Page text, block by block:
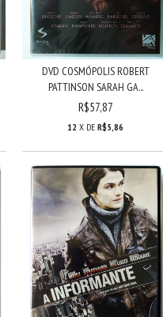
DVD COSMÓPOLIS ROBERT
PATTINSON SARAH GA...
R$57,87
12 X DER$5,86